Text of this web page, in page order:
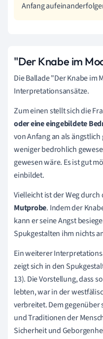
Anfang
"Der Knabe im
Die Ballade "Der Knabe im
Interpretationsansätze.
Zum einen stellt sich die
oder eine eingebildete
von Anfang an als
weniger bedrohlich
gewesen wäre. Es ist gut
einbildet.
Vielleicht ist der Weg
Mutprobe. Indem der
kann er seine Angst
Spukgestalten ihm nichts
Ein weiterer
zeigt sich in den
13). Die Vorstellung, dass
lebten, war in der
verbreitet.Dem gegenüber
und Traditionen der
Sicherheit und